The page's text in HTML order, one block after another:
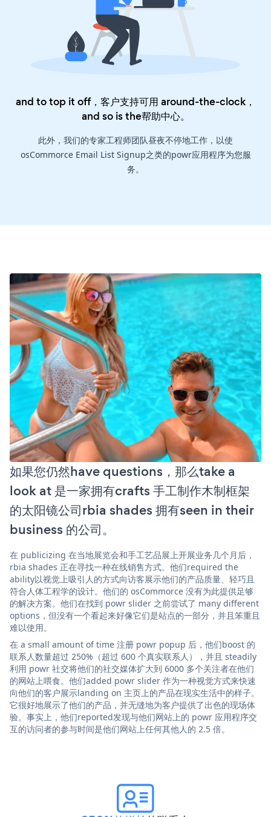
and to top it off，客户支持可用 around-the-clock，
and so is the帮助中心。
此外，我们的专家工程师团队昼夜不停地工作，以使
osCommorce Email List Signup之类的powr应用程序为您服
务。
如果您仍然have questions，那么take a
look at 是一家拥有crafts 手工制作木制框架
的太阳镜公司rbia shades 拥有seen in their
business 的公司。
在 publicizing 在当地展览会和手工艺品展上开展业务几个月后，
rbia shades 正在寻找一种在线销售方式。他们required the
ability以视觉上吸引人的方式向访客展示他们的产品质量、轻巧且
符合人体工程学的设计。他们的 osCommorce 没有为此提供足够
的解决方案。他们在找到 powr slider 之前尝试了 many different
options，但没有一个看起来好像它们是站点的一部分，并且笨重且
难以使用。
在 a small amount of time 注册 powr popup 后，他们boost 的
联系人数量超过 250%（超过 600 个真实联系人），并且 steadily
利用 powr 社交将他们的社交媒体扩大到 6000 多个关注者在他们
的网站上喂食。他们added powr slider 作为一种视觉方式来快速
向他们的客户展示landing on 主页上的产品在现实生活中的样子。
它很好地展示了他们的产品，并无缝地为客户提供了出色的现场体
验。事实上，他们reported发现与他们网站上的 powr 应用程序交
互的访问者的参与时间是他们网站上任何其他人的 2.5 倍。